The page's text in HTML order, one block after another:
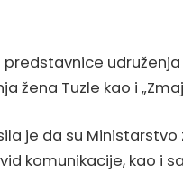
udruženja
žena Tuzle kao i
je da su
komunikacije, kao i